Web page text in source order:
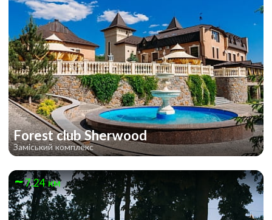
Forest club Sherwood
Заміський комплекс
7.24 км